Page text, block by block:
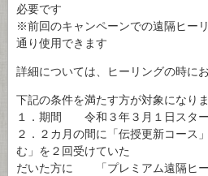
必要です
※前回のキャンペーンでの遠隔ヒー
通り使用できます
詳細については、ヒーリングの時に
下記の条件を満たす方が対象になり
１．期間 令和３年３月１日スタ
２．２カ月の間に「伝授更新コース
む」を２回受けていた
だいた方に 「プレミアム遠隔ヒー